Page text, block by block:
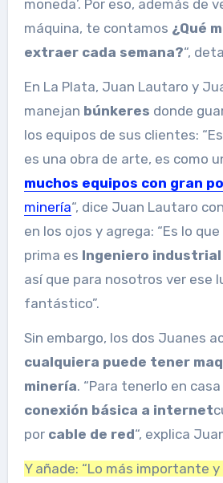
moneda’. Por eso, además de
máquina, te contamos ¿Qué
extraer cada semana?“,
En La Plata, Juan Lautaro y
manejan búnkeres donde
los equipos de sus clientes:
es una obra de arte, es como
muchos equipos con gran
minería“, dice Juan Lautaro
en los ojos y agrega: “Es lo
prima es Ingeniero industrial
así que para nosotros ver ese
fantástico”.
Sin embargo, los dos Juanes
cualquiera puede tener
minería. “Para tenerlo en
conexión básica a internet
por cable de red“, explica
Y añade: “Lo más importante